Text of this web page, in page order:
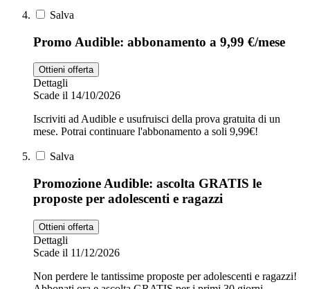
Salva
Promo Audible: abbonamento a 9,99 €/mese
Ottieni offerta
Dettagli
Scade il 14/10/2026
Iscriviti ad Audible e usufruisci della prova gratuita di un
mese. Potrai continuare l'abbonamento a soli 9,99€!
Salva
Promozione Audible: ascolta GRATIS le
proposte per adolescenti e ragazzi
Ottieni offerta
Dettagli
Scade il 11/12/2026
Non perdere le tantissime proposte per adolescenti e ragazzi!